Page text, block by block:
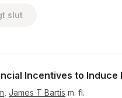
slut
Incentives to
James T Bartis m. fl.